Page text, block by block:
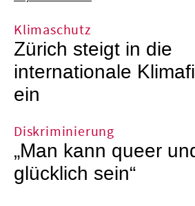
Klimaschutz
Zürich steigt in die
internationale
ein
Diskriminierung
„Man kann queer
glücklich sein“